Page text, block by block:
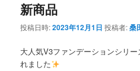
新商品
投稿日時:2023年12月1日 投稿者:桑
大人気V3ファンデーションシリ
れました